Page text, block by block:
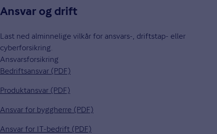
Ansvar og drift
Last ned alminnelige vilkår for ansvars-, driftstap- eller
cyberforsikring.
Ansvarsforsikring
Bedriftsansvar (PDF)
Produktansvar (PDF)
Ansvar for byggherre (PDF)
Ansvar for IT-bedrift (PDF)